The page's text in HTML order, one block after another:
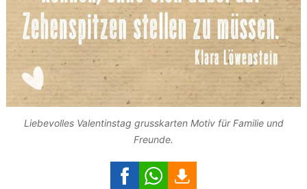
Liebevolles Valentinstag grusskarten Motiv für Familie und
Freunde.